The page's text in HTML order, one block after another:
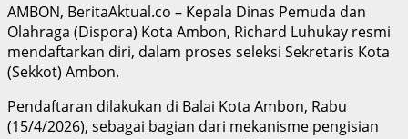
AMBON, BeritaAktual.co – Kepala Dinas Pemuda dan
Olahraga (Dispora) Kota Ambon, Richard Luhukay resmi
mendaftarkan diri, dalam proses seleksi Sekretaris Kota
(Sekkot) Ambon.
Pendaftaran dilakukan di Balai Kota Ambon, Rabu
(15/4/2026), sebagai bagian dari mekanisme pengisian